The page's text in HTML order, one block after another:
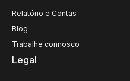
Relatório e Contas
Blog
Trabalhe connosco
Legal